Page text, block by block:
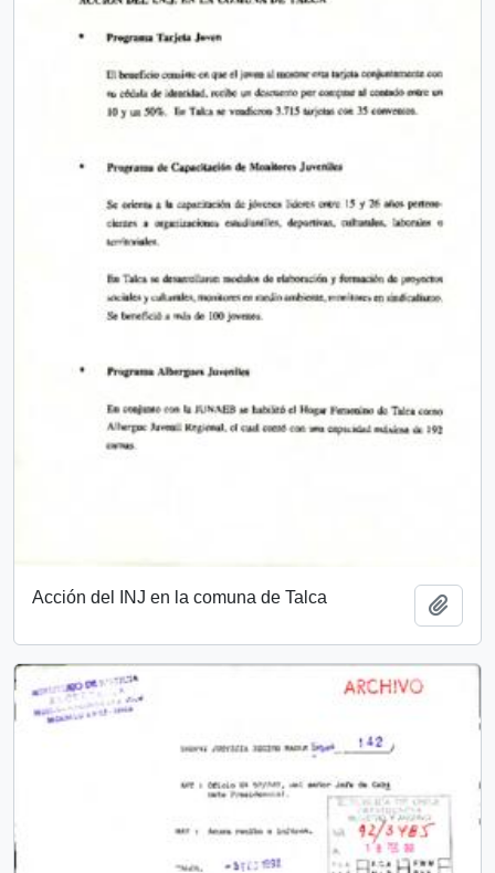
Acción del INJ en la comuna de Talca